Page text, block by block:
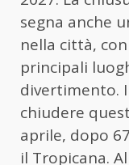
segna anche
nella città,
principali
divertimento.
chiudere
aprile, dopo
il Tropicana.